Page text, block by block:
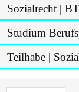
Sozialrecht |
Studium
Teilhabe |